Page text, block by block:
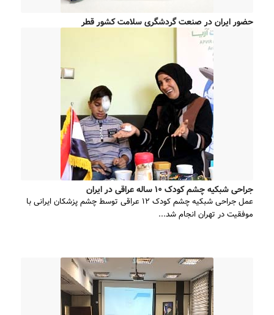
حضور ایران در صنعت گردشگری سلامت کشور قطر
جراحی شبکیه چشم کودک ۱۰ ساله عراقی در ایران
عمل جراحی شبکیه چشم کودک ۱۲ عراقی توسط چشم پزشکان ایرانی با
موفقیت در تهران انجام شد...